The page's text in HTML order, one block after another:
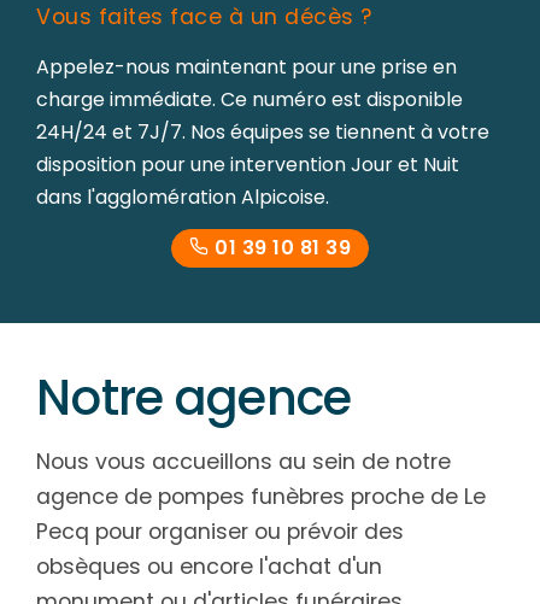
Vous faites face à un décès ?
Appelez-nous maintenant pour une prise en
charge immédiate. Ce numéro est disponible
24H/24 et 7J/7. Nos équipes se tiennent à votre
disposition pour une intervention Jour et Nuit
dans l'agglomération Alpicoise.
01 39 10 81 39
Notre agence
Nous vous accueillons au sein de notre
agence de pompes funèbres proche de Le
Pecq pour organiser ou prévoir des
obsèques ou encore l'achat d'un